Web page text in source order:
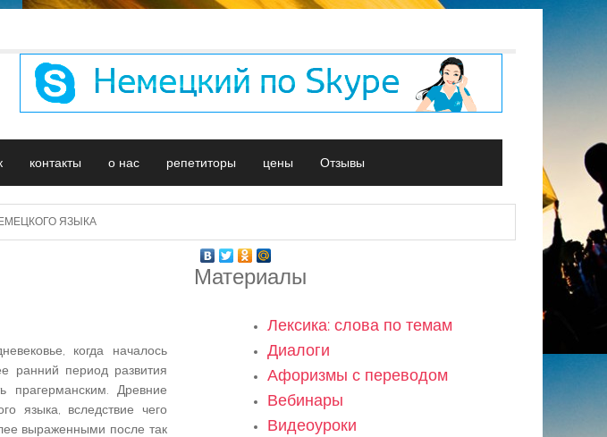
контакты о нас репетиторы цены Отзывы
ЯЗЫКА
когда началось
ранний период развития
прагерманским. Древние
языка, вследствие чего
выраженными после так
Материалы
Лексика: слова по темам
Диалоги
Афоризмы с переводом
Вебинары
Видеоуроки